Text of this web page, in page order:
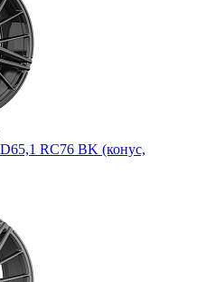
RC76 BK (конус,